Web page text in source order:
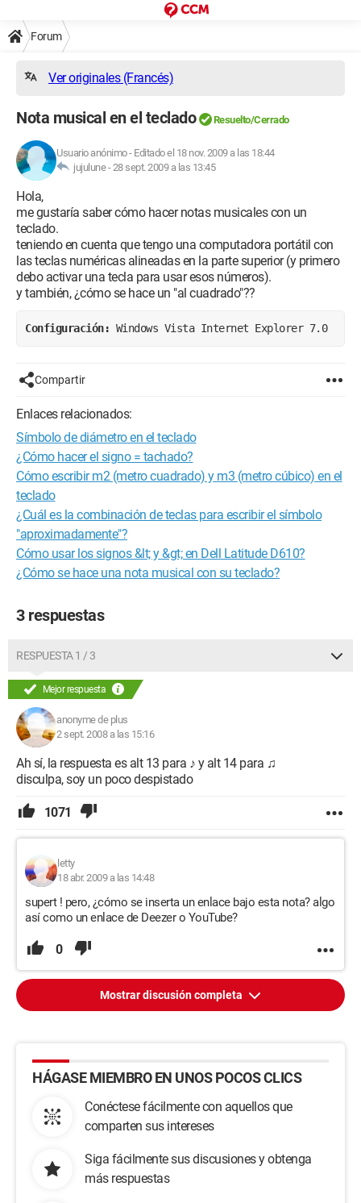
Forum
Ver originales (Francés)
Nota musical en el teclado Resuelto/Cerrado
Usuario anónimo- Editado el 18 nov. 2009 a las 18:44
jujulune -28 sept. 2009 a las 13:45
Hola,
me gustaría saber cómo hacer notas musicales con un
teclado.
teniendo en cuenta que tengo una computadora portátil con
las teclas numéricas alineadas en la parte superior (y primero
debo activar una tecla para usar esos números).
y también, ¿cómo se hace un "al cuadrado"??
Configuración: Windows Vista Internet Explorer 7.0
Compartir
Enlaces relacionados:
Símbolo de diámetro en el teclado
¿Cómo hacer el signo = tachado?
Cómo escribir m2 (metro cuadrado) y m3 (metro cúbico) en el
teclado
¿Cuál es la combinación de teclas para escribir el símbolo
"aproximadamente"?
Cómo usar los signos &lt; y &gt; en Dell Latitude D610?
¿Cómo se hace una nota musical con su teclado?
3 respuestas
RESPUESTA 1 / 3
Mejor respuesta
anonyme de plus
2 sept. 2008 a las 15:16
Ah sí, la respuesta es alt 13 para ♪ y alt 14 para ♫
disculpa, soy un poco despistado
1071
letty
18 abr. 2009 a las 14:48
supert ! pero, ¿cómo se inserta un enlace bajo esta nota? algo
así como un enlace de Deezer o YouTube?
0
Mostrar discusión completa
HÁGASE MIEMBRO EN UNOS POCOS CLICS
Conéctese fácilmente con aquellos que
comparten sus intereses
Siga fácilmente sus discusiones y obtenga
más respuestas